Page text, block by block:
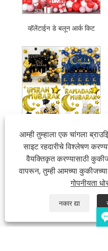
व्हॅलेंटाईन डे बलून आर्क किट
ईद अल-फित्र फुग्याच्या माला किट
आम्ही तुम्हाला एक चांगला
साइट रहदारीचे विश्लेषण
वैयक्तिकृत करण्यासाठी
वापरून, तुम्ही आमच्या
गोपनीयता
नकार द्या